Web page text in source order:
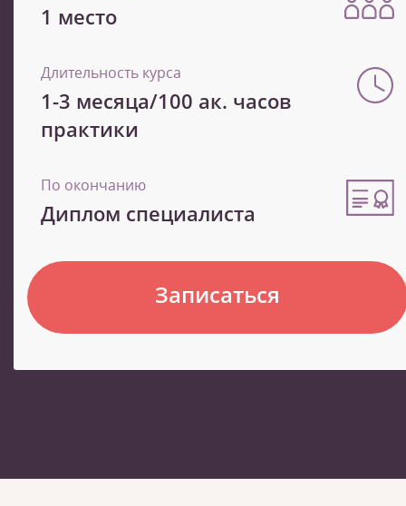
1 место
Длительность курса
1-3 месяца/100 ак. часов
практики
По окончанию
Диплом специалиста
Записаться